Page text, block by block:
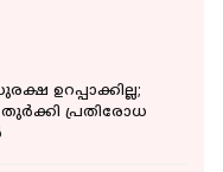
ഉറപ്പാക്കില്ല;
പ്രതിരോധ